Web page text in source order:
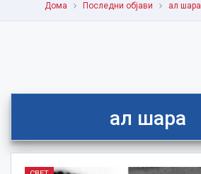
Дома Последни објави ал шара
ал шара